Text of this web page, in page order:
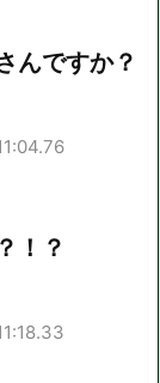
んですか？
！？